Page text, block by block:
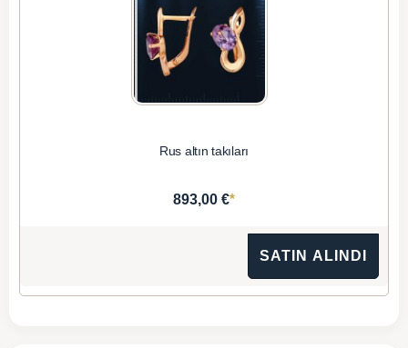
Rus altın takıları
893,00 €*
SATIN ALINDI